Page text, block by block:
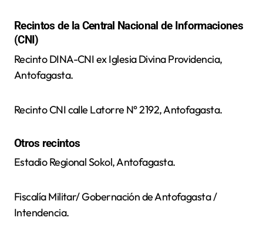
Recintos de la Central Nacional de Informaciones
(CNI)
Recinto DINA-CNI ex Iglesia Divina Providencia,
Antofagasta.
Recinto CNI calle Latorre N° 2192, Antofagasta.
Otros recintos
Estadio Regional Sokol, Antofagasta.
Fiscalía Militar/ Gobernación de Antofagasta /
Intendencia.